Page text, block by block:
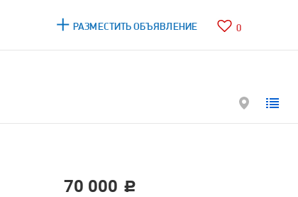
РАЗМЕСТИТЬ ОБЪЯВЛЕНИЕ 0
70 000 c